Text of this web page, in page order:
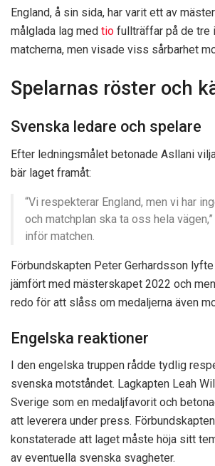
England, å sin sida, har varit ett av
målglada lag med tio fullträffar på de tre
matcherna, men visade viss sårbarhet
Spelarnas röster och
Svenska ledare och spelare
Efter ledningsmålet betonade Asllani
bär laget framåt:
“Vi respekterar England, men vi har
och matchplan ska ta oss hela
inför matchen.
Förbundskapten Peter Gerhardsson
jämfört med mästerskapet 2022 och
redo för att slåss om medaljerna även
Engelska reaktioner
I den engelska truppen rådde tydlig
svenska motståndet. Lagkapten Leah
Sverige som en medaljfavorit och
att leverera under press.
konstaterade att laget måste höja sitt
av eventuella svenska svagheter.